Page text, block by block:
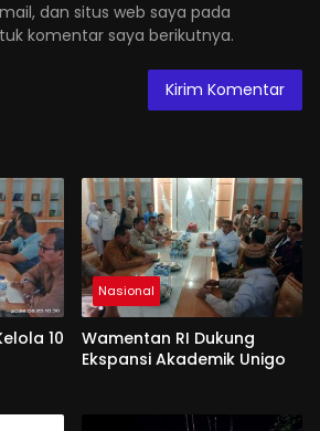
dan situs web saya pada
komentar saya berikutnya.
10
Nasional
Wamentan RI Dukung
Ekspansi Akademik Unigo